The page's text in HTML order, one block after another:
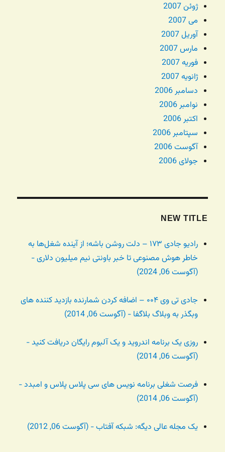
ژوئن 2007
می 2007
آوریل 2007
مارس 2007
فوریه 2007
ژانویه 2007
دسامبر 2006
نوامبر 2006
اکتبر 2006
سپتامبر 2006
آگوست 2006
جولای 2006
NEW TITLE
رادیو جادی ۱۷۳ – دلت روشن باشه؛ از آینده شغل‌ها به
خاطر هوش مصنوعی تا خبر باونتی نیم میلیون دلاری -
(آگوست 06, 2024)
جادی تی وی ۰۰۴ – اضافه کردن شمارنده بازدید کننده های
وبگذر به وبلاگ بلاگفا - (آگوست 06, 2014)
روزی یک برنامه اندروید و یک آلبوم رایگان دریافت کنید -
(آگوست 06, 2014)
فرصت شغلی برنامه نویس های سی پلاس پلاس و امبدد -
(آگوست 06, 2014)
یک مجله عالی دیگه: شبکه آفتاب - (آگوست 06, 2012)